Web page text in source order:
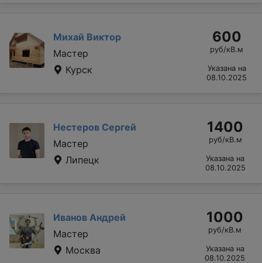
Михай Виктор
Мастер
Курск
600
руб/кВ.м
Указана на
08.10.2025
Нестеров Сергей
Мастер
Липецк
1400
руб/кВ.м
Указана на
08.10.2025
Иванов Андрей
Мастер
Москва
1000
руб/кВ.м
Указана на
08.10.2025